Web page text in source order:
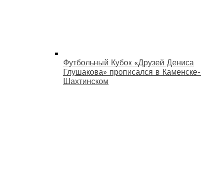
Футбольный Кубок «Друзей Дениса
Глушакова» прописался в Каменске-
Шахтинском